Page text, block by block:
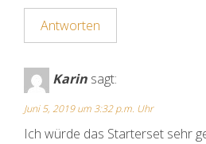
Antworten
Karin sagt:
Juni 5, 2019 um 3:32 p.m. Uhr
Ich würde das Starterset sehr